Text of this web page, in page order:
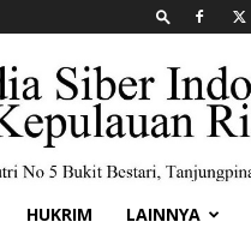
HUKRIM LAINNYA